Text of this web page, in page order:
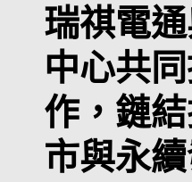
瑞祺電
中心共
作，鏈
市與永